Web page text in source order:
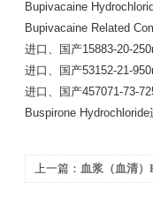
Bupivacaine
Bupivacaine Related
进口、国产15883-20-
进口、国产53152-21-
进口、国产457071-73-
Buspirone
上一篇： 血浆（血清）